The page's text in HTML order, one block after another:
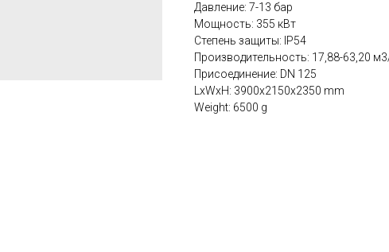
Давление: 7-13 бар
Мощность: 355 кВт
Степень защиты: IP54
Производительность: 17,88-63,20
Присоединение: DN 125
LxWxH: 3900x2150x2350 mm
Weight: 6500 g